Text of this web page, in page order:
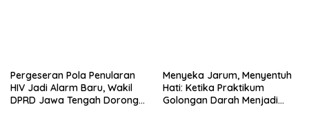
Pergeseran Pola Penularan
HIV Jadi Alarm Baru, Wakil
DPRD Jawa Tengah Dorong
Menyeka Jarum, Menyentuh
Hati: Ketika Praktikum
Golongan Darah Menjadi